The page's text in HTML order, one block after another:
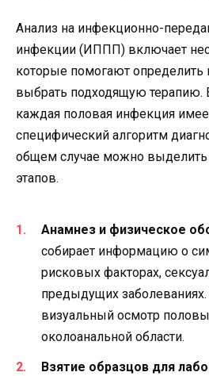
Анализ на инфекционно-
инфекции (ИППП) включает
которые помогают определить
выбрать подходящую терапию.
каждая половая инфекция
специфический алгоритм
общем случае можно
этапов.
Анамнез и физическое
собирает информацию о
рисковых факторах,
предыдущих
визуальный осмотр
околоанальной области.
Взятие образцов для